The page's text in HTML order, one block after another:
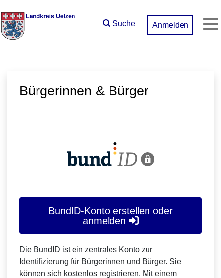
Suche Anmelden
Bürgerinnen & Bürger
BundID-Konto erstellen oder
anmelden
Die BundID ist ein zentrales Konto zur
Identifizierung für Bürgerinnen und Bürger. Sie
können sich kostenlos registrieren. Mit einem